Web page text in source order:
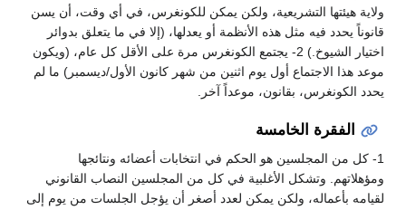
ولاية هيئتها التشريعية، ولكن يمكن للكونغرس، في أي وقت، أن يسن
قانوناً يحدد فيه مثل هذه الأنظمة أو يعدلها، (إلا في ما يتعلق بدوائر
اختيار الشيوخ.) 2- يجتمع الكونغرس مرة على الأقل كل عام، (ويكون
موعد هذا الاجتماع أول يوم اثنين من شهر كانون الأول/ديسمبر) ما لم
يحدد الكونغرس، بقانون، موعداً آخر.
الفقرة الخامسة
1- كل من المجلسين هو الحكم في انتخابات أعضائه ونتائجها
ومؤهلاتهم. وتشكل الأغلبية في كل من المجلسين النصاب القانوني
لقيامه بأعماله، ولكن يمكن لعدد أصغر أن يؤجل الجلسات من يوم إلى